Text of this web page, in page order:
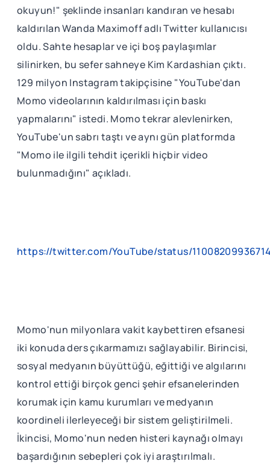
okuyun!" şeklinde insanları kandıran ve hesabı
kaldırılan Wanda Maximoff adlı Twitter kullanıcısı
oldu. Sahte hesaplar ve içi boş paylaşımlar
silinirken, bu sefer sahneye Kim Kardashian çıktı.
129 milyon Instagram takipçisine "YouTube'dan
Momo videolarının kaldırılması için baskı
yapmalarını" istedi. Momo tekrar alevlenirken,
YouTube'un sabrı taştı ve aynı gün platformda
"Momo ile ilgili tehdit içerikli hiçbir video
bulunmadığını" açıkladı.
https://twitter.com/YouTube/status/
Momo'nun milyonlara vakit kaybettiren efsanesi
iki konuda ders çıkarmamızı sağlayabilir. Birincisi,
sosyal medyanın büyüttüğü, eğittiği ve algılarını
kontrol ettiği birçok genci şehir efsanelerinden
korumak için kamu kurumları ve medyanın
koordineli ilerleyeceği bir sistem geliştirilmeli.
İkincisi, Momo'nun neden histeri kaynağı olmayı
başardığının sebepleri çok iyi araştırılmalı.